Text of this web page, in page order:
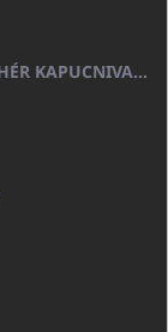
GYERMEK FÜRDŐKÖPENY BEYAZ, FROTE FEHÉR KAPUCNIVAL (400GR)